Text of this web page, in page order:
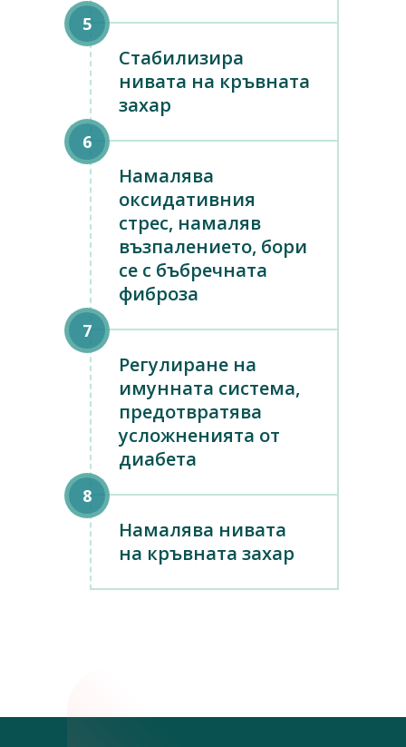
Стабилизира
нивата на кръвната
захар
Намалява
оксидативния
стрес, намаляв
възпалението, бори
се с бъбречната
фиброза
Регулиране на
имунната система,
предотвратява
усложненията от
диабета
Намалява нивата
на кръвната захар